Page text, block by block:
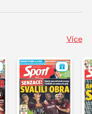
Více